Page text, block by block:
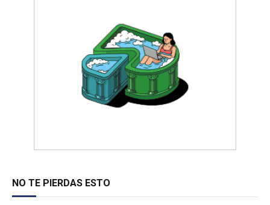
NO TE PIERDAS ESTO